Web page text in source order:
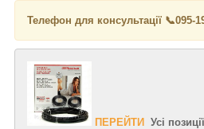
Телефон для консультації 📞095-
ПЕРЕЙТИ
Усі